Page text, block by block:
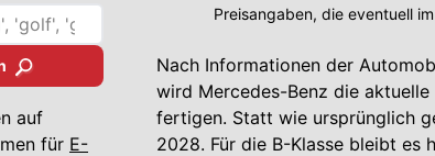
auf
für E-
Preisangaben, die eventuell
Nach Informationen der
wird Mercedes-Benz die
fertigen. Statt wie ursprünglich
2028. Für die B-Klasse bleibt es